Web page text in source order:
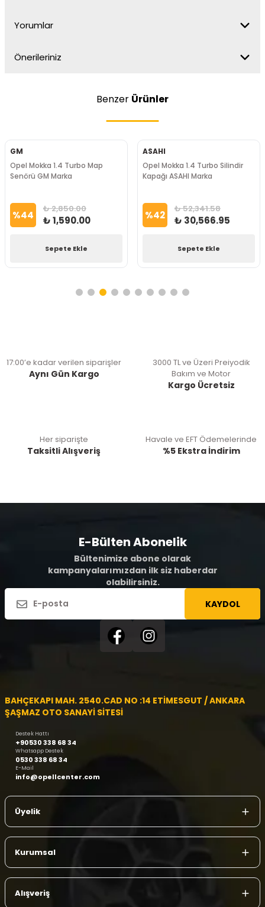
Yorumlar
Önerileriniz
Benzer Ürünler
GM
Opel Mokka 1.4 Turbo Map
Senörü GM Marka
%44 ₺ 2,850.00
₺ 1,590.00
Sepete Ekle
ASAHI
Opel Mokka 1.4 Turbo Silindir
Kapağı ASAHI Marka
%42 ₺ 52,341.58
₺ 30,566.95
Sepete Ekle
17:00’e kadar verilen siparişler
Aynı Gün Kargo
3000 TL ve Üzeri Preiyodik
Bakım ve Motor
Kargo Ücretsiz
Her siparişte
Taksitli Alışveriş
Havale ve EFT Ödemelerinde
%5 Ekstra İndirim
E-Bülten Abonelik
Bültenimize abone olarak
kampanyalarımızdan ilk siz haberdar
olabilirsiniz.
KAYDOL
BAHÇEKAPI MAH. 2540.CAD NO :14 ETİMESGUT / ANKARA
ŞAŞMAZ OTO SANAYİ SİTESİ
Destek Hattı
+90530 338 68 34
Whatsapp Destek
0530 338 68 34
E-Mail
info@opellcenter.com
Üyelik
Kurumsal
Alışveriş